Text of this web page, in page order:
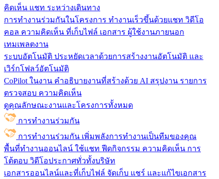
คิดเห็น แชท ระหว่างเดินทาง
การทำงานร่วมกันในโครงการ ทํางานเร็วขึ้นด้วยแชท วิดีโอ
คอล ความคิดเห็น ที่เก็บไฟล์ เอกสาร ผู้ใช้งานภายนอก
เทมเพลตงาน
ระบบอัตโนมัติ ประหยัดเวลาด้วยการสร้างงานอัตโนมัติ และ
เวิร์กโฟลว์อัตโนมัติ
CoPilot ในงาน คำอธิบายงานที่สร้างด้วย AI สรุปงาน รายการ
ตรวจสอบ ความคิดเห็น
ดูคุณลักษณะงานและโครงการทั้งหมด
การทำงานร่วมกัน
การทำงานร่วมกัน เพิ่มพลังการทำงานเป็นทีมของคุณ
พื้นที่ทำงานออนไลน์ ใช้แชท ฟีดกิจกรรม ความคิดเห็น การ
โต้ตอบ วิดีโอประกาศทั่วทั้งบริษัท
เอกสารออนไลน์และที่เก็บไฟล์ จัดเก็บ แชร์ และแก้ไขเอกสาร